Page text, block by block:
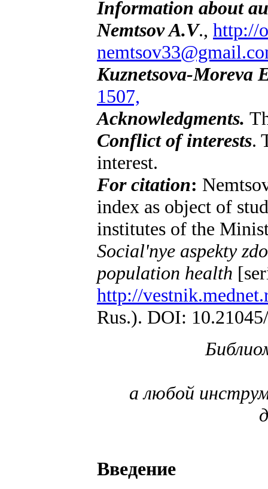
Information about
Nemtsov A.V., http://
Kuznetsova-Moreva
1507,
Acknowledgments.
Conflict of interests.
interest.
For citation:
index as object of
institutes of the
Social'nye aspekty
population health
http://
Rus.). DOI:
а любой
Введение